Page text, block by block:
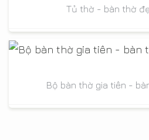
Tủ thờ - bàn thờ
Bộ bàn thờ gia tiên -